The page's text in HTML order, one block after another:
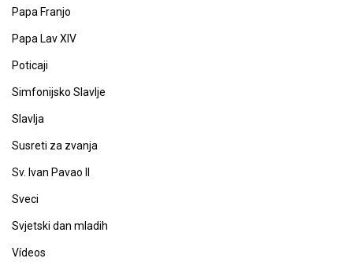
Papa Franjo
Papa Lav XIV
Poticaji
Simfonijsko Slavlje
Slavlja
Susreti za zvanja
Sv. Ivan Pavao II
Sveci
Svjetski dan mladih
Vídeos